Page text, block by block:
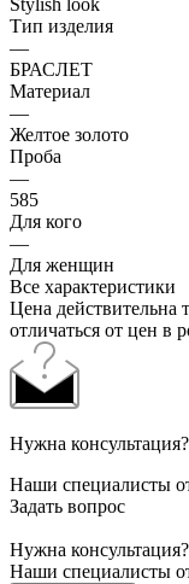
Stylish look
Тип изделия
—
БРАСЛЕТ
Материал
—
Желтое золото
Проба
—
585
Для кого
—
Для женщин
Все характеристики
Цена действительна
отличаться от цен в
Нужна консультация?
Наши специалисты
Задать вопрос
Нужна консультация?
Наши специалисты